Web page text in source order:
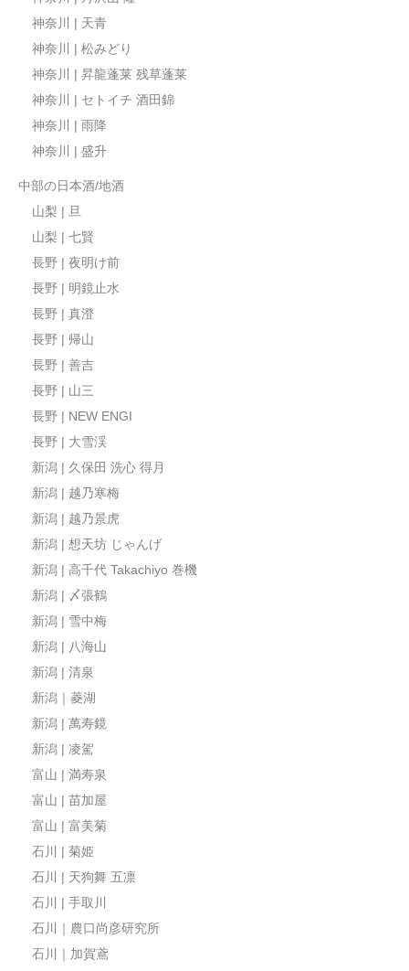
神奈川 | 天青
神奈川 | 松みどり
神奈川 | 昇龍蓬莱 残草蓬莱
神奈川 | セトイチ 酒田錦
神奈川 | 雨降
神奈川 | 盛升
中部の日本酒/地酒
山梨 | 旦
山梨 | 七賢
長野 | 夜明け前
長野 | 明鏡止水
長野 | 真澄
長野 | 帰山
長野 | 善吉
長野 | 山三
長野 | NEW ENGI
長野 | 大雪渓
新潟 | 久保田 洗心 得月
新潟 | 越乃寒梅
新潟 | 越乃景虎
新潟 | 想天坊 じゃんげ
新潟 | 高千代 Takachiyo 巻機
新潟 | 〆張鶴
新潟 | 雪中梅
新潟 | 八海山
新潟 | 清泉
新潟｜菱湖
新潟 | 萬寿鏡
新潟 | 凌駕
富山 | 満寿泉
富山 | 苗加屋
富山 | 富美菊
石川 | 菊姫
石川 | 天狗舞 五凛
石川 | 手取川
石川｜農口尚彦研究所
石川｜加賀鳶